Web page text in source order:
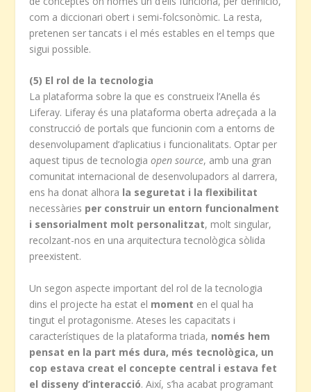
com a diccionari obert i semi-folcsonòmic. La resta,
pretenen ser tancats i el més estables en el temps que
sigui possible.
(5) El rol de la tecnologia
La plataforma sobre la que es construeix l’Anella és
Liferay. Liferay és una plataforma oberta adreçada a la
construcció de portals que funcionin com a entorns de
desenvolupament d’aplicatius i funcionalitats. Optar per
aquest tipus de tecnologiaopen source, amb una gran
comunitat internacional de desenvolupadors al darrera,
ens ha donat alhora la seguretat i la flexibilitat
necessàries per construir un entorn funcionalment
i sensorialment molt personalitzat, molt singular,
recolzant-nos en una arquitectura tecnològica sòlida
preexistent.
Un segon aspecte important del rol de la tecnologia
dins el projecte ha estat el moment en el qual ha
tingut el protagonisme. Ateses les capacitats i
característiques de la plataforma triada, només hem
pensat en la part més dura, més tecnològica, un
cop estava creat el concepte central i estava fet
el disseny d’interacció. Així, s’ha acabat programant